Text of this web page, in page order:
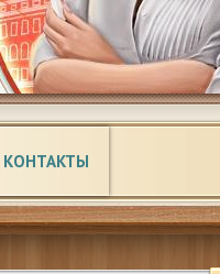
КОНТАКТЫ